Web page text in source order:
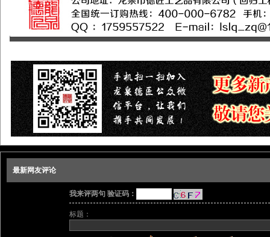
最新网友评论
我来评两句 验证码：
标题：